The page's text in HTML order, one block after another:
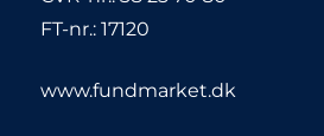
FT-nr.: 17120
www.fundmarket.dk